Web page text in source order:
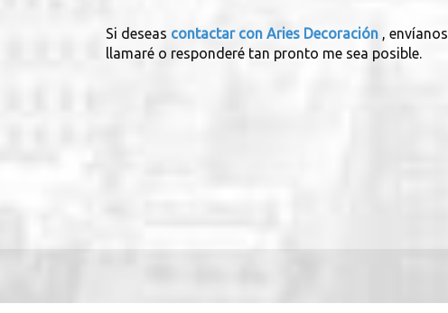
Si deseas contactar con Aries Decoración ,
llamaré o responderé tan pronto me sea posible.